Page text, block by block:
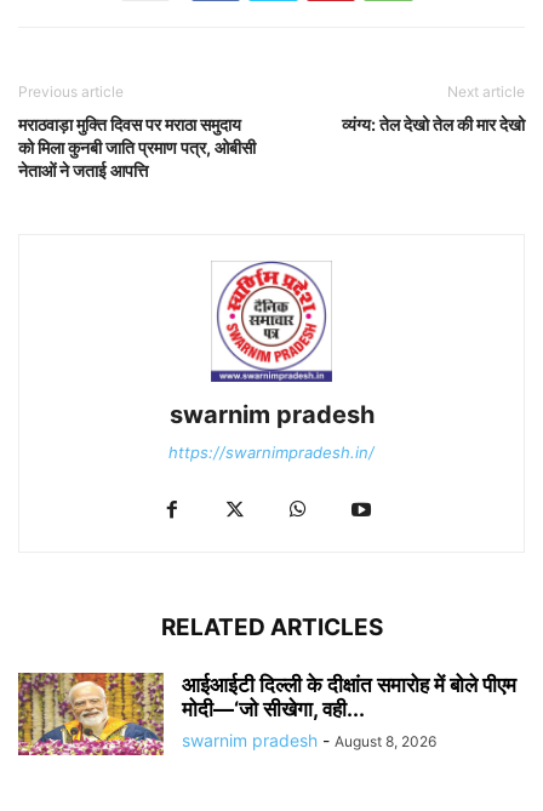
Previous article
मराठवाड़ा मुक्ति दिवस पर मराठा समुदाय
को मिला कुनबी जाति प्रमाण पत्र, ओबीसी
नेताओं ने जताई आपत्ति
Next article
व्यंग्य: तेल देखो तेल की मार देखो
swarnim pradesh
https://swarnimpradesh.in/
RELATED ARTICLES
आईआईटी दिल्ली के दीक्षांत समारोह में बोले पीएम
मोदी—‘जो सीखेगा, वही...
swarnim pradesh - August 8, 2026